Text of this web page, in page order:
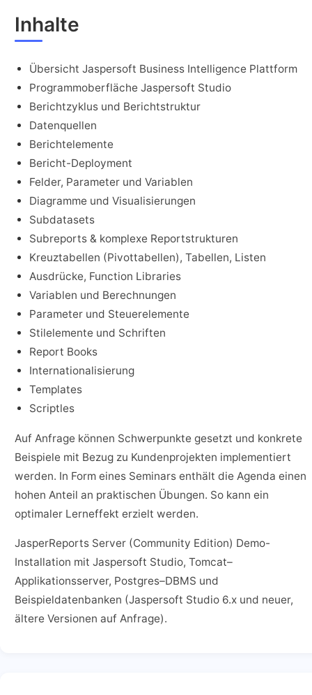
Inhalte
Übersicht Jaspersoft Business Intelligence Plattform
Programmoberfläche Jaspersoft Studio
Berichtzyklus und Berichtstruktur
Datenquellen
Berichtelemente
Bericht-Deployment
Felder, Parameter und Variablen
Diagramme und Visualisierungen
Subdatasets
Subreports & komplexe Reportstrukturen
Kreuztabellen (Pivottabellen), Tabellen, Listen
Ausdrücke, Function Libraries
Variablen und Berechnungen
Parameter und Steuerelemente
Stilelemente und Schriften
Report Books
Internationalisierung
Templates
Scriptles
Auf Anfrage können Schwerpunkte gesetzt und konkrete
Beispiele mit Bezug zu Kundenprojekten implementiert
werden. In Form eines Seminars enthält die Agenda einen
hohen Anteil an praktischen Übungen. So kann ein
optimaler Lerneffekt erzielt werden.
JasperReports Server (Community Edition) Demo-
Installation mit Jaspersoft Studio, Tomcat–
Applikationsserver, Postgres–DBMS und
Beispieldatenbanken (Jaspersoft Studio 6.x und neuer,
ältere Versionen auf Anfrage).